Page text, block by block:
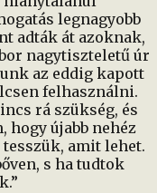
legnagyobb
adták át azoknak,
nagytiszteletű úr
az eddig kapott
felhasználni.
rá szükség, és
hogy újabb nehéz
amit lehet.
s ha tudtok